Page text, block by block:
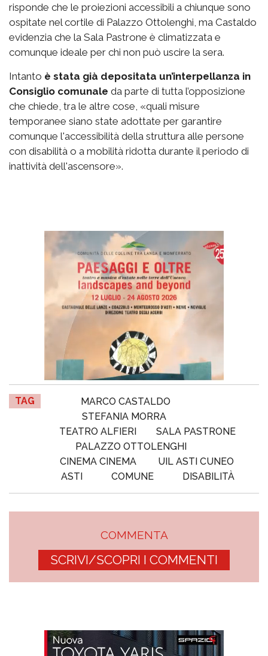
risponde che le proiezioni accessibili a chiunque sono
ospitate nel cortile di Palazzo Ottolenghi, ma Castaldo
evidenzia che la Sala Pastrone è climatizzata e
comunque ideale per chi non può uscire la sera.
Intanto è stata già depositata un’interpellanza in
Consiglio comunale da parte di tutta l’opposizione
che chiede, tra le altre cose, «quali misure
temporanee siano state adottate per garantire
comunque l'accessibilità della struttura alle persone
con disabilità o a mobilità ridotta durante il periodo di
inattività dell'ascensore».
TAG
MARCO CASTALDO
STEFANIA MORRA
TEATRO ALFIERI
SALA PASTRONE
PALAZZO OTTOLENGHI
CINEMA CINEMA
UIL ASTI CUNEO
ASTI
COMUNE DISABILITÀ
COMMENTA
SCRIVI/SCOPRI I COMMENTI